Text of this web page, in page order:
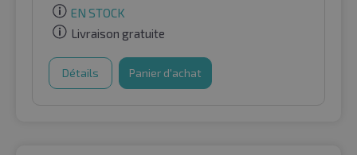
EN STOCK
Livraison gratuite
Détails Panier d'achat